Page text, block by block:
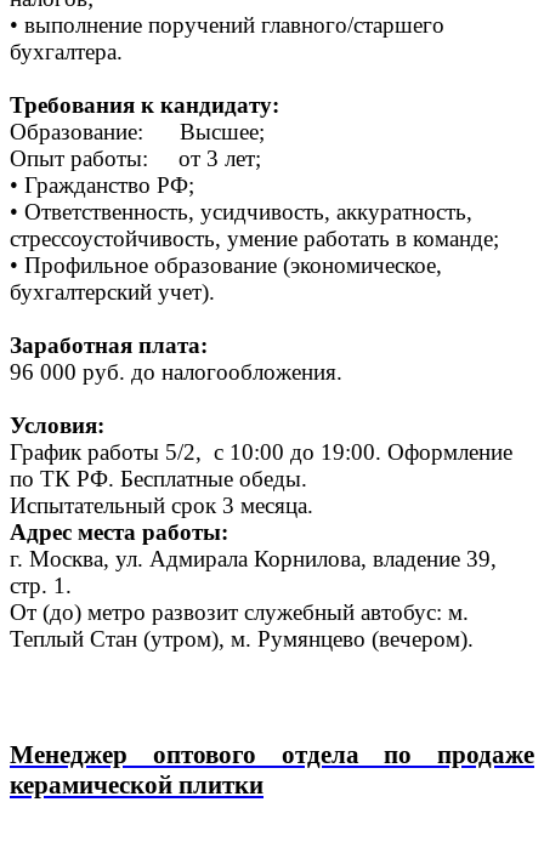
• выполнение поручений главного/старшего
бухгалтера.
Требования к кандидату:
Образование: Высшее;
Опыт работы: от 3 лет;
• Гражданство РФ;
• Ответственность, усидчивость, аккуратность,
стрессоустойчивость, умение работать в команде;
• Профильное образование (экономическое,
бухгалтерский учет).
Заработная плата:
96 000 руб. до налогообложения.
Условия:
График работы 5/2, c 10:00 до 19:00. Оформление
по ТК РФ. Бесплатные обеды.
Испытательный срок 3 месяца.
Адрес места работы:
г. Москва, ул. Адмирала Корнилова, владение 39,
стр. 1.
От (до) метро развозит служебный автобус: м.
Теплый Стан (утром), м. Румянцево (вечером).
Менеджер оптового отдела по продаже
керамической плитки